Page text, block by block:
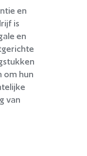
en
is
en
om hun
van